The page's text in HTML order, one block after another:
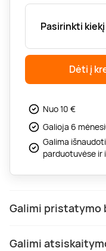
Pasirinkti kiekį
Dėti į
Nuo 10 €
Galioja 6
Galima
parduotuvėse ir
Galimi pristatymo
Galimi